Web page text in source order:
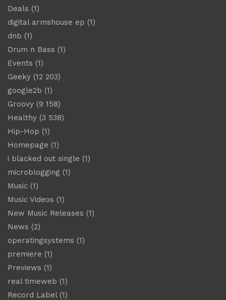
Deals (1)
digital armshouse ep (1)
dnb (1)
Drum n Bass (1)
Events (1)
Geeky (12 203)
google2b (1)
Groovy (9 158)
Healthy (3 538)
Hip-Hop (1)
Homepage (1)
i blacked out single (1)
microblogging (1)
Music (1)
Music Videos (1)
New Music Releases (1)
News (2)
operatingsystems (1)
premiere (1)
Previews (1)
real timeweb (1)
Record Label(1)